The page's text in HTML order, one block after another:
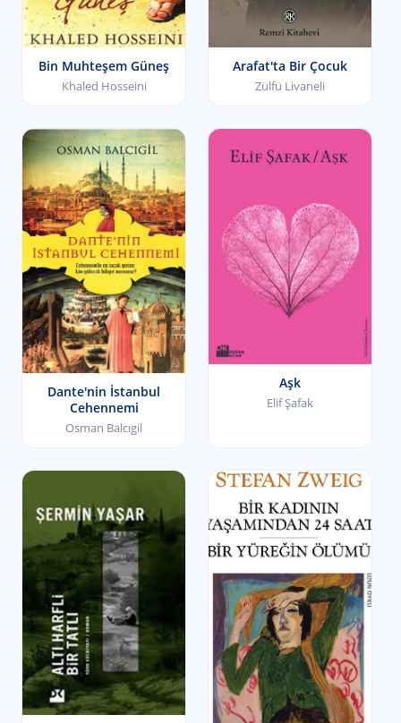
Bin Muhteşem Güneş
Khaled Hosseini
Arafat'ta Bir Çocuk
Zülfü Livaneli
Dante'nin İstanbul
Cehennemi
Osman Balcıgil
Aşk
Elif Şafak